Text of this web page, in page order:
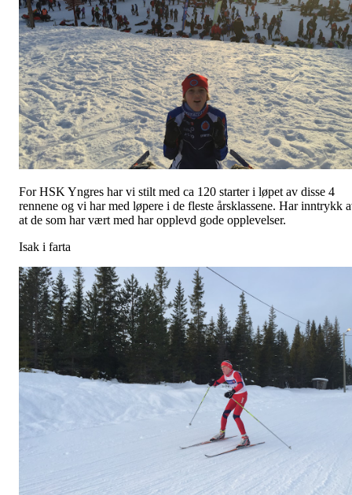
For HSK Yngres har vi stilt med ca 120 starter i løpet av disse 4
rennene og vi har med løpere i de fleste årsklassene. Har inntrykk
at de som har vært med har opplevd gode opplevelser.
Isak i farta